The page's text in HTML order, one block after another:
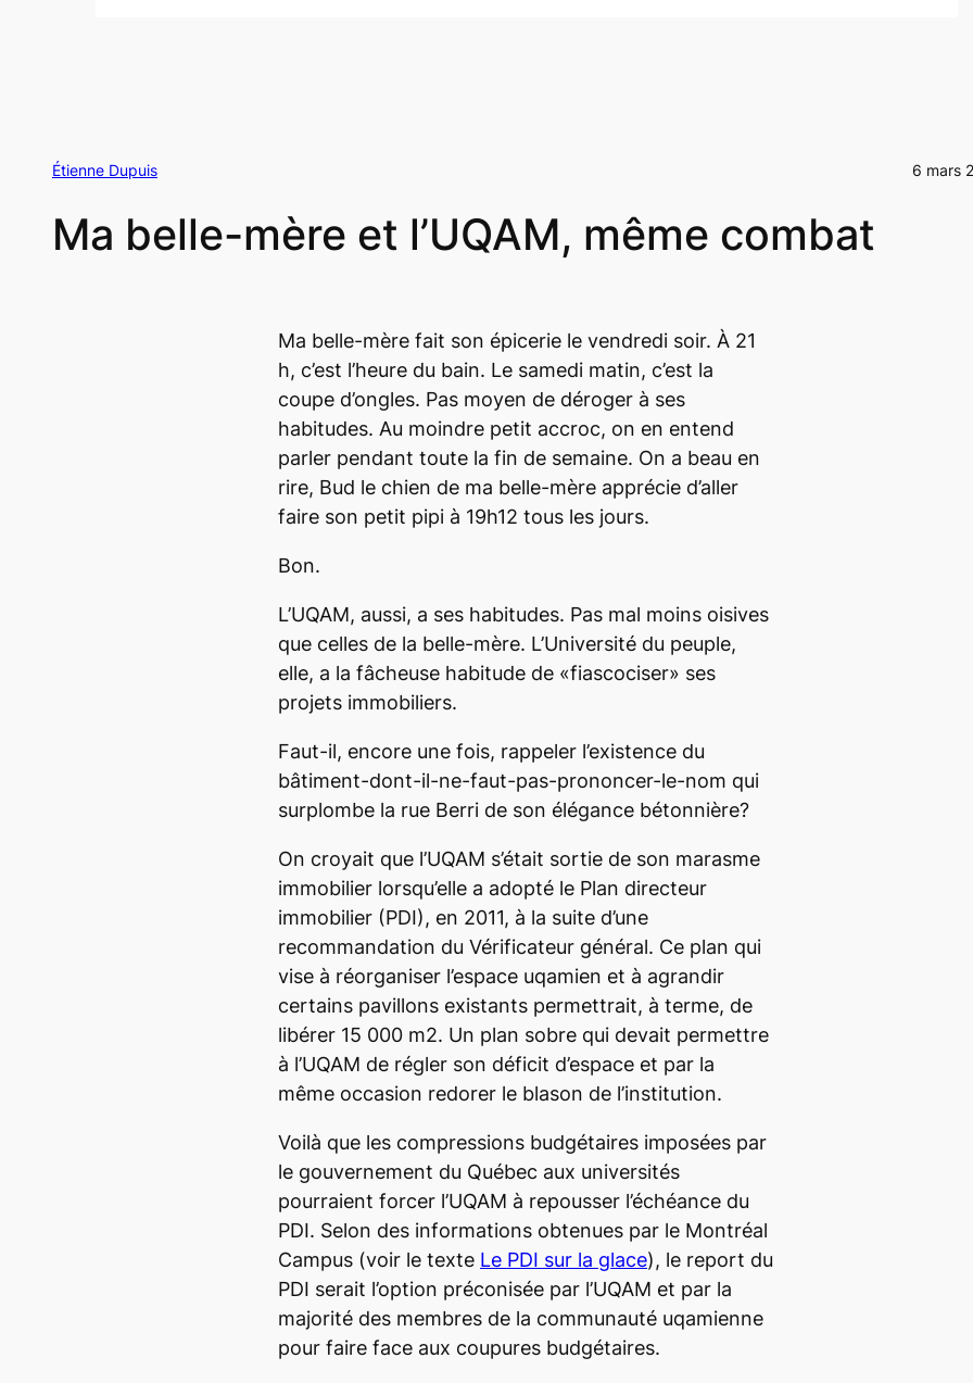
Étienne Dupuis 6 mars
Ma belle-mère et l’UQAM, même combat
Ma belle-mère fait son épicerie le vendredi soir. À 21
h, c’est l’heure du bain. Le samedi matin, c’est la
coupe d’ongles. Pas moyen de déroger à ses
habitudes. Au moindre petit accroc, on en entend
parler pendant toute la fin de semaine. On a beau en
rire, Bud le chien de ma belle-mère apprécie d’aller
faire son petit pipi à 19h12 tous les jours.
Bon.
L’UQAM, aussi, a ses habitudes. Pas mal moins oisives
que celles de la belle-mère. L’Université du peuple,
elle, a la fâcheuse habitude de «fiascociser» ses
projets immobiliers.
Faut-il, encore une fois, rappeler l’existence du
bâtiment-dont-il-ne-faut-pas-prononcer-le-nom qui
surplombe la rue Berri de son élégance bétonnière?
On croyait que l’UQAM s’était sortie de son marasme
immobilier lorsqu’elle a adopté le Plan directeur
immobilier (PDI), en 2011, à la suite d’une
recommandation du Vérificateur général. Ce plan qui
vise à réorganiser l’espace uqamien et à agrandir
certains pavillons existants permettrait, à terme, de
libérer 15 000 m2. Un plan sobre qui devait permettre
à l’UQAM de régler son déficit d’espace et par la
même occasion redorer le blason de l’institution.
Voilà que les compressions budgétaires imposées par
le gouvernement du Québec aux universités
pourraient forcer l’UQAM à repousser l’échéance du
PDI. Selon des informations obtenues par le Montréal
Campus (voir le texte Le PDI sur la glace), le report du
PDI serait l’option préconisée par l’UQAM et par la
majorité des membres de la communauté uqamienne
pour faire face aux coupures budgétaires.